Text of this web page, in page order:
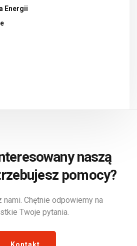
Energii
naszą
pomocy?
nami. Chętnie odpowiemy na
Twoje pytania.
Kontakt